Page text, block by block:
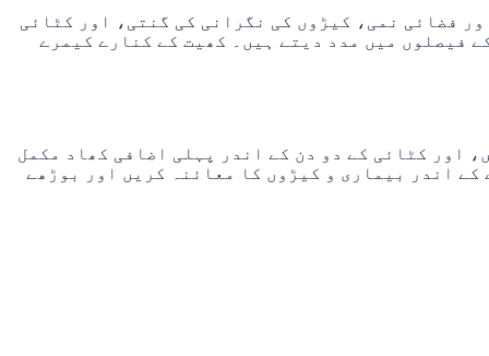
فضائی نمی، کیڑوں کی نگرانی کی گنتی، اور کٹائی
فیصلوں میں مدد دیتے ہیں۔ کھیت کے کنارے کیمرے
اور کٹائی کے دو دن کے اندر پہلی اضافی کھاد مکمل
دن بعد پودے کی بڑھوتری دوبارہ دیکھیں اور دوسری کھاد کا فیصلہ کریں۔ ہر بارش کے 24 گھنٹے کے اندر بیماری و کیڑوں کا معائنہ کریں اور بوڑھے